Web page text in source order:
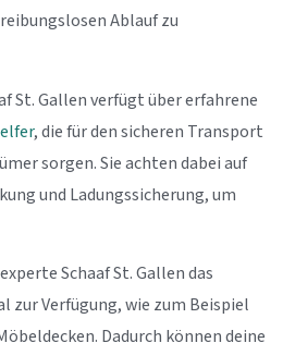
Ablauf zu
St. Gallen verfügt über erfahrene
, die für den sicheren Transport
sorgen. Sie achten dabei auf
und Ladungssicherung, um
Schaaf St. Gallen das
zur Verfügung, wie zum Beispiel
Dadurch können deine